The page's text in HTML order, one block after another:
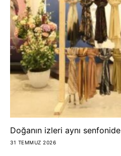
Doğanın izleri aynı senfonide
31 TEMMUZ 2026